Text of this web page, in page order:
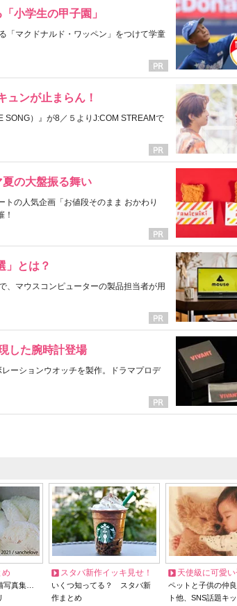
小学生の甲子園」
「マクドナルド・ワッペン」をつけて学童
ュンが止まらん！
SONG）』が8／５よりJ:COM STREAMで
の大盤振る舞い
の人気企画「お値段そのまま おかわり
！
」とは？
、マウスコンピューターの製品担当者が用
した腕時計登場
ーションウオッチを製作。ドラマプロデ
め
写真集…
スタバ新作イッキ見せ！
いくつ知ってる？ スタバ新
作まとめ
天使級に可愛
ペットと子供の仲
ト他、SNS話題キ